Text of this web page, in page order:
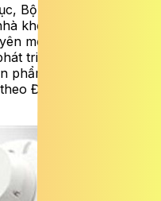
Bộ Khoa học và Công
khoa học, nhà quản
môn về các công
triển (theo Điều 5
phẩm công nghệ cao
Điều 6 Luật Công